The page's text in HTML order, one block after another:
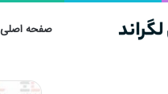
صفحه اصلی